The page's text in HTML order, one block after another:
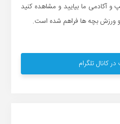
و آکادمی ما بیایید و مشاهده کنید
ورزش بچه ها فراهم شده است.
کانال تلگرام